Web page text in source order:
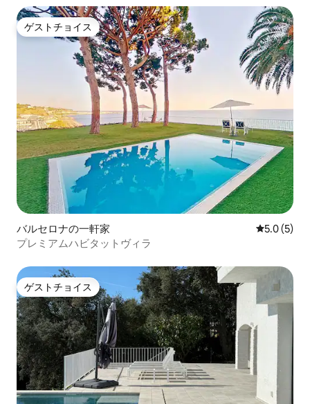
ゲストチョイス
ゲストチョイス
バルセロナの一軒家 レビュー5
5.0 (5)
プレミアムハビタットヴィラ
ゲストチョイス
ゲストチョイス